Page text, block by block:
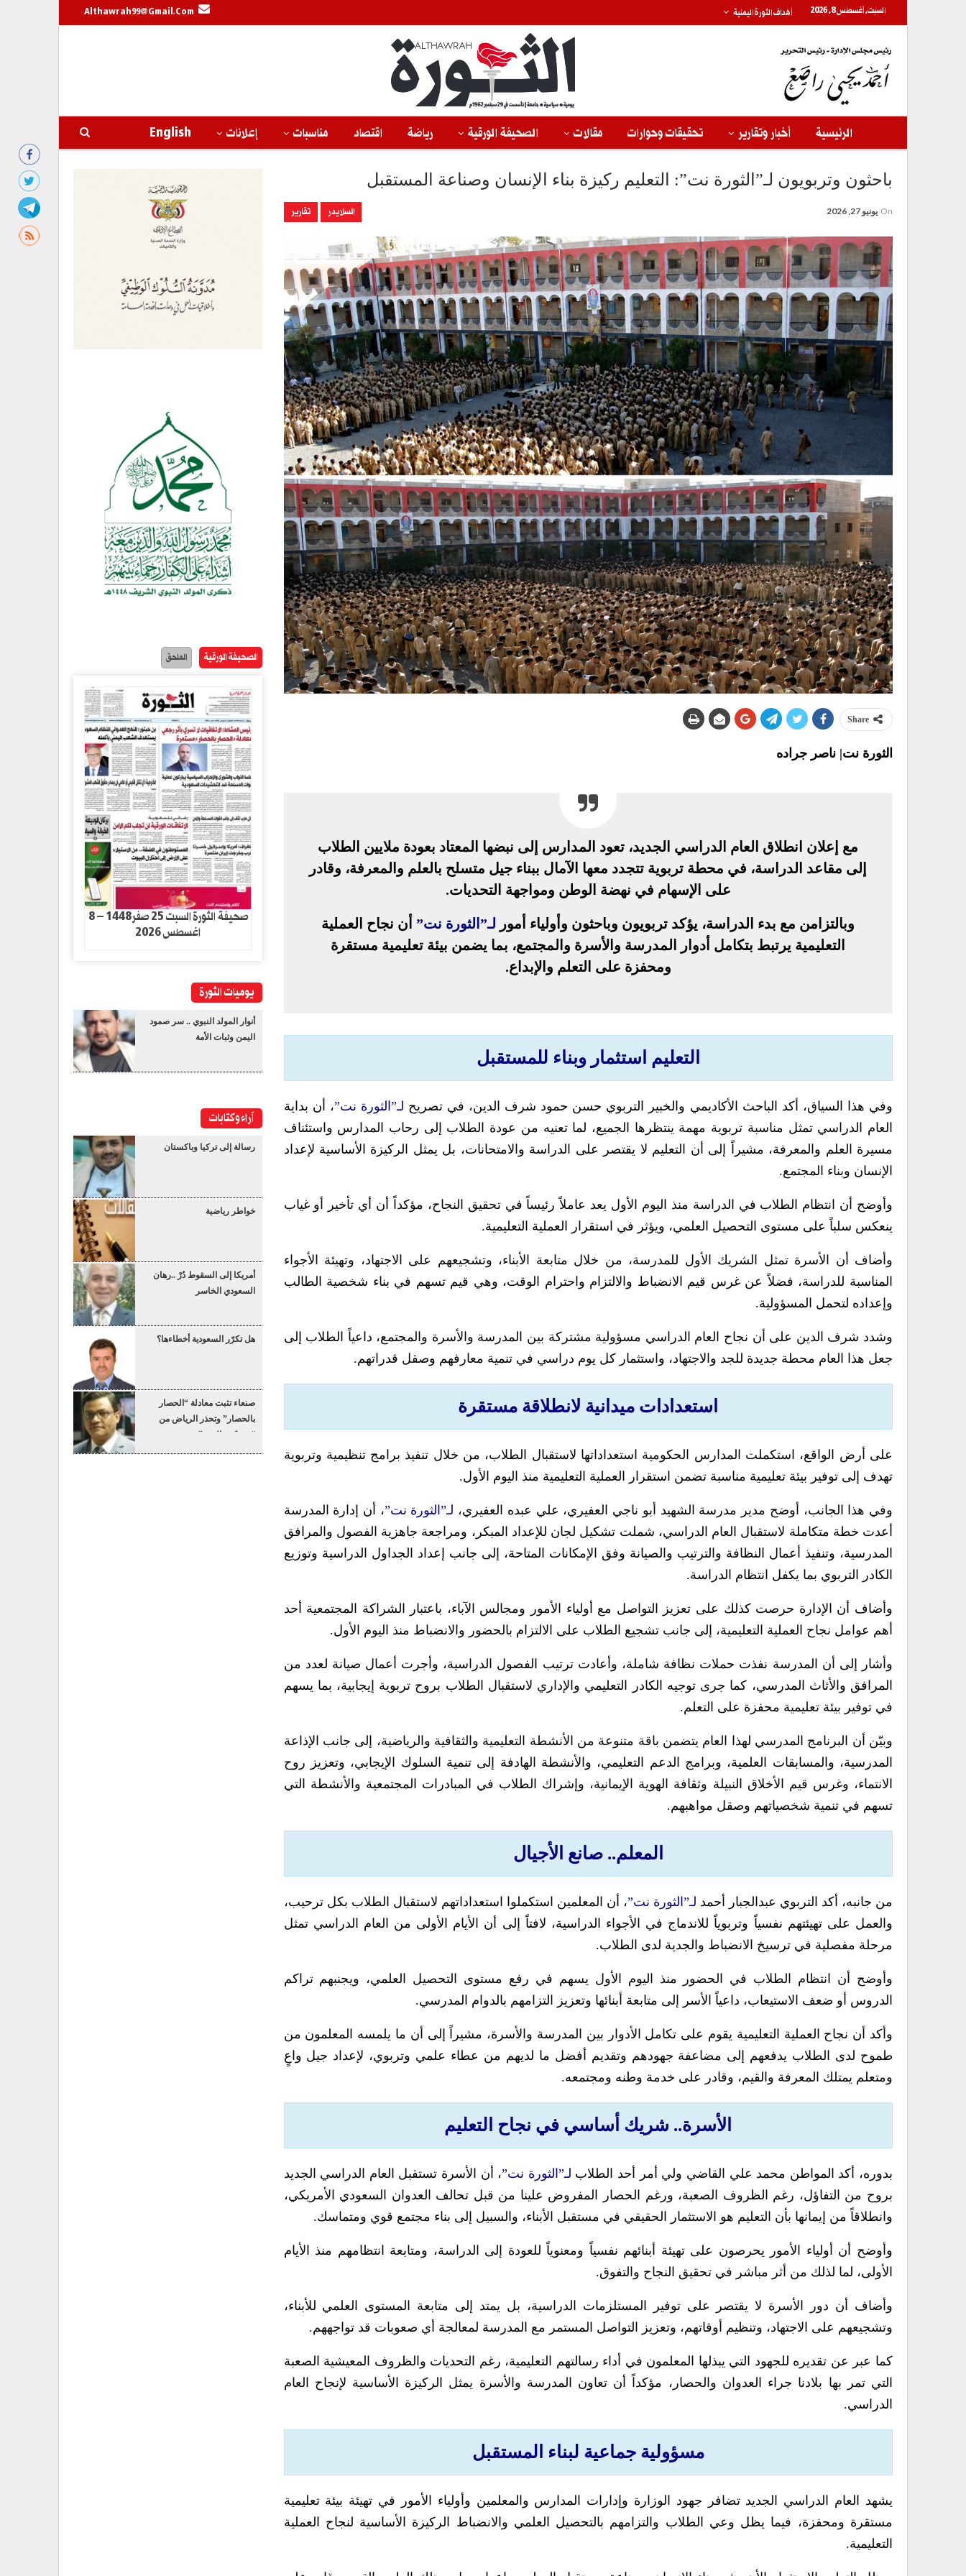
السبت, أغسطس 8, 2026 أهداف الثورة اليمنية Althawrah99@gmail.com
الرئيسية أخبار وتقارير تحقيقات وحوارات مقالات الصحيفة الورقية رياضة اقتصاد مناسبات إعلانات English
باحثون وتربويون لـ”الثورة نت”: التعليم ركيزة بناء الإنسان وصناعة المستقبل
السلايدر تقارير On يونيو 27, 2026
Share
الثورة نت| ناصر جراده
مع إعلان انطلاق العام الدراسي الجديد، تعود المدارس إلى نبضها المعتاد بعودة ملايين الطلاب
إلى مقاعد الدراسة، في محطة تربوية تتجدد معها الآمال ببناء جيل متسلح بالعلم والمعرفة، وقادر
على الإسهام في نهضة الوطن ومواجهة التحديات.
وبالتزامن مع بدء الدراسة، يؤكد تربويون وباحثون وأولياء أمور لـ”الثورة نت”أن نجاح العملية
التعليمية يرتبط بتكامل أدوار المدرسة والأسرة والمجتمع، بما يضمن بيئة تعليمية مستقرة
ومحفزة على التعلم والإبداع.
التعليم استثمار وبناء للمستقبل
وفي هذا السياق، أكد الباحث الأكاديمي والخبير التربوي حسن حمود شرف الدين، في تصريح لـ”الثورة نت”، أن بداية
العام الدراسي تمثل مناسبة تربوية مهمة ينتظرها الجميع، لما تعنيه من عودة الطلاب إلى رحاب المدارس واستئناف
مسيرة العلم والمعرفة، مشيراً إلى أن التعليم لا يقتصر على الدراسة والامتحانات، بل يمثل الركيزة الأساسية لإعداد
الإنسان وبناء المجتمع.
وأوضح أن انتظام الطلاب في الدراسة منذ اليوم الأول يعد عاملاً رئيساً في تحقيق النجاح، مؤكداً أن أي تأخير أو غياب
ينعكس سلباً على مستوى التحصيل العلمي، ويؤثر في استقرار العملية التعليمية.
وأضاف أن الأسرة تمثل الشريك الأول للمدرسة، من خلال متابعة الأبناء، وتشجيعهم على الاجتهاد، وتهيئة الأجواء
المناسبة للدراسة، فضلاً عن غرس قيم الانضباط والالتزام واحترام الوقت، وهي قيم تسهم في بناء شخصية الطالب
وإعداده لتحمل المسؤولية.
وشدد شرف الدين على أن نجاح العام الدراسي مسؤولية مشتركة بين المدرسة والأسرة والمجتمع، داعياً الطلاب إلى
جعل هذا العام محطة جديدة للجد والاجتهاد، واستثمار كل يوم دراسي في تنمية معارفهم وصقل قدراتهم.
استعدادات ميدانية لانطلاقة مستقرة
على أرض الواقع، استكملت المدارس الحكومية استعداداتها لاستقبال الطلاب، من خلال تنفيذ برامج تنظيمية وتربوية
تهدف إلى توفير بيئة تعليمية مناسبة تضمن استقرار العملية التعليمية منذ اليوم الأول.
وفي هذا الجانب، أوضح مدير مدرسة الشهيد أبو ناجي العفيري، علي عبده العفيري، لـ”الثورة نت”، أن إدارة المدرسة
أعدت خطة متكاملة لاستقبال العام الدراسي، شملت تشكيل لجان للإعداد المبكر، ومراجعة جاهزية الفصول والمرافق
المدرسية، وتنفيذ أعمال النظافة والترتيب والصيانة وفق الإمكانات المتاحة، إلى جانب إعداد الجداول الدراسية وتوزيع
الكادر التربوي بما يكفل انتظام الدراسة.
وأضاف أن الإدارة حرصت كذلك على تعزيز التواصل مع أولياء الأمور ومجالس الآباء، باعتبار الشراكة المجتمعية أحد
أهم عوامل نجاح العملية التعليمية، إلى جانب تشجيع الطلاب على الالتزام بالحضور والانضباط منذ اليوم الأول.
وأشار إلى أن المدرسة نفذت حملات نظافة شاملة، وأعادت ترتيب الفصول الدراسية، وأجرت أعمال صيانة لعدد من
المرافق والأثاث المدرسي، كما جرى توجيه الكادر التعليمي والإداري لاستقبال الطلاب بروح تربوية إيجابية، بما يسهم
في توفير بيئة تعليمية محفزة على التعلم.
وبيّن أن البرنامج المدرسي لهذا العام يتضمن باقة متنوعة من الأنشطة التعليمية والثقافية والرياضية، إلى جانب الإذاعة
المدرسية، والمسابقات العلمية، وبرامج الدعم التعليمي، والأنشطة الهادفة إلى تنمية السلوك الإيجابي، وتعزيز روح
الانتماء، وغرس قيم الأخلاق النبيلة وثقافة الهوية الإيمانية، وإشراك الطلاب في المبادرات المجتمعية والأنشطة التي
تسهم في تنمية شخصياتهم وصقل مواهبهم.
المعلم.. صانع الأجيال
من جانبه، أكد التربوي عبدالجبار أحمد لـ”الثورة نت”، أن المعلمين استكملوا استعداداتهم لاستقبال الطلاب بكل ترحيب،
والعمل على تهيئتهم نفسياً وتربوياً للاندماج في الأجواء الدراسية، لافتاً إلى أن الأيام الأولى من العام الدراسي تمثل
مرحلة مفصلية في ترسيخ الانضباط والجدية لدى الطلاب.
وأوضح أن انتظام الطلاب في الحضور منذ اليوم الأول يسهم في رفع مستوى التحصيل العلمي، ويجنبهم تراكم
الدروس أو ضعف الاستيعاب، داعياً الأسر إلى متابعة أبنائها وتعزيز التزامهم بالدوام المدرسي.
وأكد أن نجاح العملية التعليمية يقوم على تكامل الأدوار بين المدرسة والأسرة، مشيراً إلى أن ما يلمسه المعلمون من
طموح لدى الطلاب يدفعهم إلى مضاعفة جهودهم وتقديم أفضل ما لديهم من عطاء علمي وتربوي، لإعداد جيل واعٍ
ومتعلم يمتلك المعرفة والقيم، وقادر على خدمة وطنه ومجتمعه.
الأسرة.. شريك أساسي في نجاح التعليم
بدوره، أكد المواطن محمد علي القاضي ولي أمر أحد الطلاب لـ”الثورة نت”، أن الأسرة تستقبل العام الدراسي الجديد
بروح من التفاؤل، رغم الظروف الصعبة، ورغم الحصار المفروض علينا من قبل تحالف العدوان السعودي الأمريكي،
وانطلاقاً من إيمانها بأن التعليم هو الاستثمار الحقيقي في مستقبل الأبناء، والسبيل إلى بناء مجتمع قوي ومتماسك.
وأوضح أن أولياء الأمور يحرصون على تهيئة أبنائهم نفسياً ومعنوياً للعودة إلى الدراسة، ومتابعة انتظامهم منذ الأيام
الأولى، لما لذلك من أثر مباشر في تحقيق النجاح والتفوق.
وأضاف أن دور الأسرة لا يقتصر على توفير المستلزمات الدراسية، بل يمتد إلى متابعة المستوى العلمي للأبناء،
وتشجيعهم على الاجتهاد، وتنظيم أوقاتهم، وتعزيز التواصل المستمر مع المدرسة لمعالجة أي صعوبات قد تواجههم.
كما عبر عن تقديره للجهود التي يبذلها المعلمون في أداء رسالتهم التعليمية، رغم التحديات والظروف المعيشية الصعبة
التي تمر بها بلادنا جراء العدوان والحصار، مؤكداً أن تعاون المدرسة والأسرة يمثل الركيزة الأساسية لإنجاح العام
الدراسي.
مسؤولية جماعية لبناء المستقبل
يشهد العام الدراسي الجديد تضافر جهود الوزارة وإدارات المدارس والمعلمين وأولياء الأمور في تهيئة بيئة تعليمية
مستقرة ومحفزة، فيما يظل وعي الطلاب والتزامهم بالتحصيل العلمي والانضباط الركيزة الأساسية لنجاح العملية
التعليمية.
الصحيفة الورقية الملحق
صحيفة الثورة السبت 25 صفر1448 – 8
اغسطس 2026
يوميات الثورة
أنوار المولد النبوي .. سر صمود
اليمن وثبات الأمة
آراء وكتابات
رسالة إلى تركيا وباكستان
خواطر رياضية
أمريكا إلى السقوط دُرْ ..رهان
السعودي الخاسر
هل تكرّر السعودية أخطاءها؟
صنعاء تثبت معادلة “الحصار
بالحصار” وتحذر الرياض من
“عسكرة البحر”